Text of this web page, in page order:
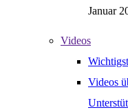
Januar
Videos
Videos